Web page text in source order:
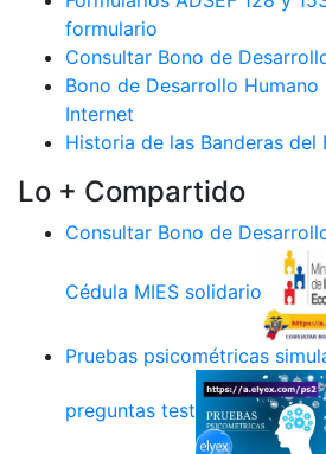
formulario
Consultar Bono de
Bono de Desarrollo
Internet
Historia de las Banderas del
Lo + Compartido
Consultar Bono de
Cédula MIES solidario
Pruebas psicométricas
preguntas test